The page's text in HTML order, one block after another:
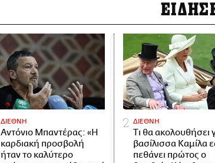
ΔΙΕΘΝΗ
Αντόνιο Μπαντέρας: «Η
καρδιακή προσβολή
ήταν το καλύτερο
ΔΙΕΘΝΗ
Τι θα ακολουθήσει
βασίλισσα Καμίλα
πεθάνει πρώτος ο